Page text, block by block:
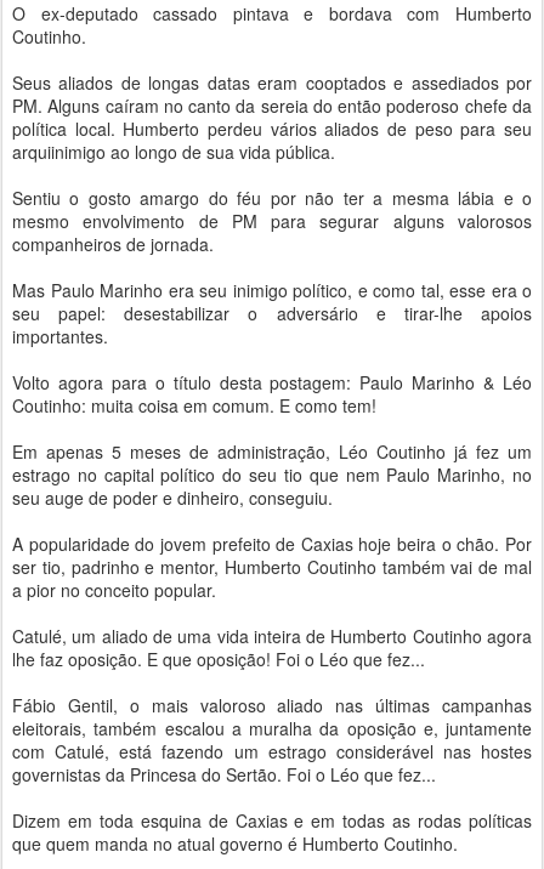
O ex-deputado cassado pintava e bordava com Humberto
Coutinho.
Seus aliados de longas datas eram cooptados e assediados por
PM. Alguns caíram no canto da sereia do então poderoso chefe da
política local. Humberto perdeu vários aliados de peso para seu
arquiinimigo ao longo de sua vida pública.
Sentiu o gosto amargo do féu por não ter a mesma lábia e o
mesmo envolvimento de PM para segurar alguns valorosos
companheiros de jornada.
Mas Paulo Marinho era seu inimigo político, e como tal, esse era o
seu papel: desestabilizar o adversário e tirar-lhe apoios
importantes.
Volto agora para o título desta postagem: Paulo Marinho & Léo
Coutinho: muita coisa em comum. E como tem!
Em apenas 5 meses de administração, Léo Coutinho já fez um
estrago no capital político do seu tio que nem Paulo Marinho, no
seu auge de poder e dinheiro, conseguiu.
A popularidade do jovem prefeito de Caxias hoje beira o chão. Por
ser tio, padrinho e mentor, Humberto Coutinho também vai de mal
a pior no conceito popular.
Catulé, um aliado de uma vida inteira de Humberto Coutinho agora
lhe faz oposição. E que oposição! Foi o Léo que fez...
Fábio Gentil, o mais valoroso aliado nas últimas campanhas
eleitorais, também escalou a muralha da oposição e, juntamente
com Catulé, está fazendo um estrago considerável nas hostes
governistas da Princesa do Sertão. Foi o Léo que fez...
Dizem em toda esquina de Caxias e em todas as rodas políticas
que quem manda no atual governo é Humberto Coutinho.